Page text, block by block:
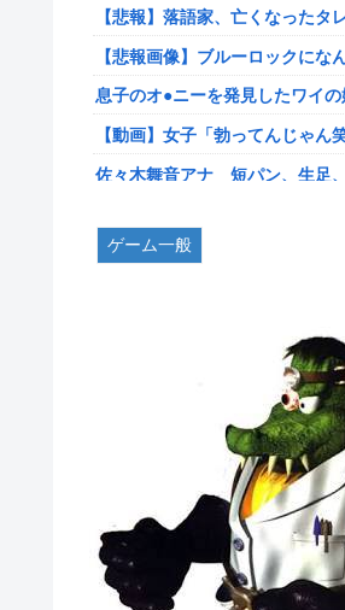
【悲報】落語家、亡くなった
【悲報画像】ブルーロックに
【画像】人気漫画「サンキュー
【世も末】セクシー女優「熊
海外「世界で日本を死守するぞ
海外「全部日本の真似だったの
米国「日本よ、そろそろ利上げ
「いきなりステーキ」の反対ｗ
【NGS】ルーサー緊急、新武
【生後1日めから】赤ちゃんと
【ウマ娘】セイちゃんの攻撃力
【悲報】サイゼ絵師、アカウン
刈川くるみアナ ノースリーブ
【艦これ】ジャージ鹿島 他
堀江由衣(49)がまだ誰のもので
【悲報】落語家、亡くなった
【悲報画像】ブルーロックに
息子のオ●ニーを発見したワイ
【動画】女子「勃ってんじゃ
佐々木舞音アナ 短パン、生足
韓国型イージス搭載の次世代
【画像】フジの新人アナさん、
某野党議員が「自分を批判す
【画像】宇垣美里さん(35)、バ
【衝撃】30代婚活女さん、年
【艦これ】みんなもう終わって
るとアホほど時間かかる？
【艦これ】酔って妹に絡むアブ
【艦これ】今回のかわいい大賞
パチンコ代を稼ぐ為に白タク
ゲーム一般